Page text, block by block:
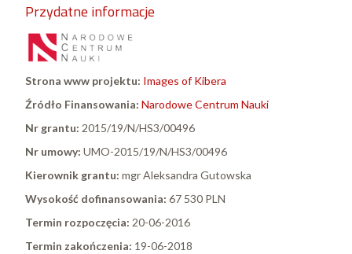
Przydatne informacje
Strona www projektu: Images of Kibera
Źródło Finansowania: Narodowe Centrum Nauki
Nr grantu: 2015/19/N/HS3/00496
Nr umowy: UMO-2015/19/N/HS3/00496
Kierownik grantu: mgr Aleksandra Gutowska
Wysokość dofinansowania: 67 530 PLN
Termin rozpoczęcia: 20-06-2016
Termin zakończenia: 19-06-2018